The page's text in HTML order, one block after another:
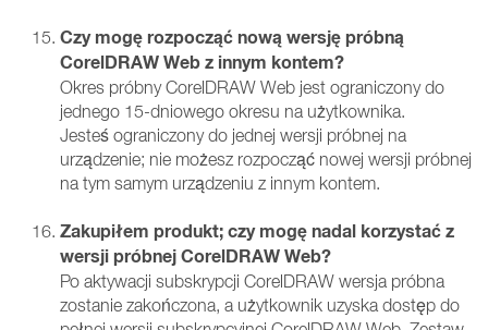
Czy mogę rozpocząć nową wersję próbną
CorelDRAW Web z innym kontem?
Okres próbny CorelDRAW Web jest ograniczony do
jednego 15-dniowego okresu na użytkownika.
Jesteś ograniczony do jednej wersji próbnej na
urządzenie; nie możesz rozpocząć nowej wersji próbnej
na tym samym urządzeniu z innym kontem.
Zakupiłem produkt; czy mogę nadal korzystać z
wersji próbnej CorelDRAW Web?
Po aktywacji subskrypcji CorelDRAW wersja próbna
zostanie zakończona, a użytkownik uzyska dostęp do